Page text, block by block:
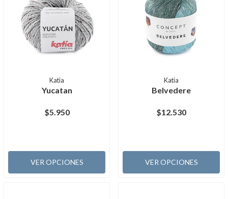
Katia
Yucatan
$5.950
VER OPCIONES
Katia
Belvedere
$12.530
VER OPCIONES